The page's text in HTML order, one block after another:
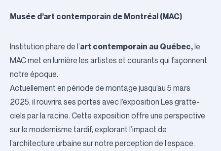
Musée d’art contemporain de Montréal (MAC)
Institution phare de l’art contemporain au Québec,le
MAC met en lumière les artistes et courants qui façonnent
notre époque.
Actuellement en période de montage jusqu’au 5 mars
2025, il rouvrira ses portes avec l’exposition Les gratte-
ciels par la racine. Cette exposition offre une perspective
sur le modernisme tardif, explorant l’impact de
l’architecture urbaine sur notre perception de l’espace.